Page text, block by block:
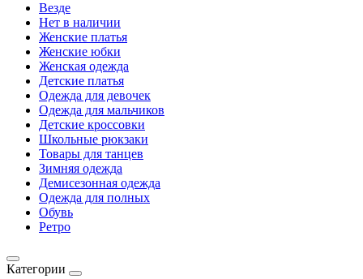
Везде
Нет в наличии
Женские платья
Женские юбки
Женская одежда
Детские платья
Одежда для девочек
Одежда для мальчиков
Детские кроссовки
Школьные рюкзаки
Товары для танцев
Зимняя одежда
Демисезонная одежда
Одежда для полных
Обувь
Ретро
Категории